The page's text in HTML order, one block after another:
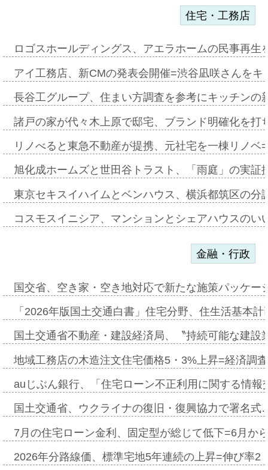
住宅・工務店
ロゴスホールディングス、アエラホームの民事再
アイ工務店、新CMの発表会開催=渋谷凪咲さんを
長谷工グループ、住まい方調査を参考にキッチン
諸戸の家が代々木上原で邸宅、ブランド明確化を
リノべると東急不動産が提携、元社宅を一棟リノ
旭化成ホームズと世田谷トラスト、「雨庭」の実
東京セキスイハイムとベンハウス、横浜都筑区の
コスモスイニシア、マンションとシェアハウスの
金融・行政
国交省、空き家・空き地対応で新たな施策パッケ
「2026年版国土交通白書」住宅分野、住生活基本
国土交通省不動産・建設経済局、〝持続可能な建
地域工務店の木造注文住宅価格5・3%上昇=経済調
auじぶん銀行、「住宅ローン不正利用に関する情
国土交通省、ウクライナの復旧・復興協力で署名
7月の住宅ローン金利、固定型が総じて低下=6月か
2026年分路線価、標準宅地5年連続の上昇=伸び率